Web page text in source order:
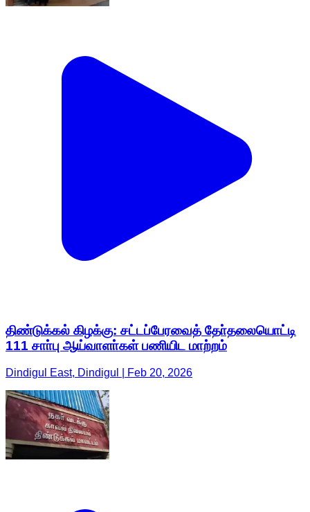
திண்டுக்கல் கிழக்கு: சட்டப்பேரவைத் தோ்தலையொட்டி
111 சாா்பு ஆய்வாளா்கள் பணியிட மாற்றம்
Dindigul East, Dindigul | Feb 20, 2026